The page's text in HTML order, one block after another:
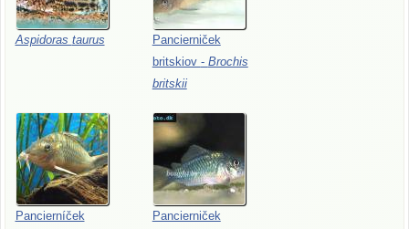
Aspidoras taurus
Pancierniček
britskiov - Brochis
britskii
Pancierníček
Pancierniček